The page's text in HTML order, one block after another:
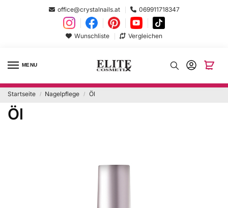
office@crystalnails.at 069911718347
Wunschliste Vergleichen
MENU
Startseite / Nagelpflege / Öl
Öl